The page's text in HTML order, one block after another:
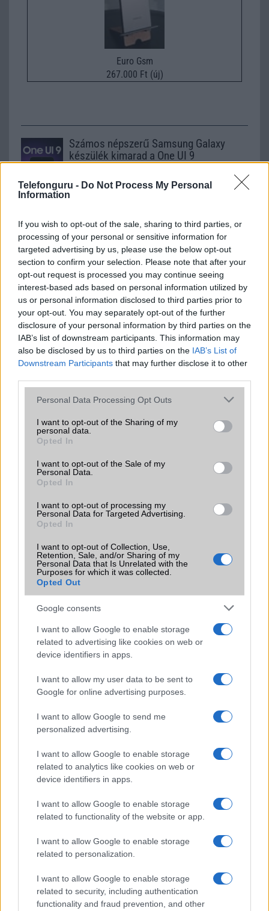
Telefonguru - Do Not Process My Personal
Information
If you wish to opt-out of the sale, sharing to third parties, or
processing of your personal or sensitive information for
targeted advertising by us, please use the below opt-out
section to confirm your selection. Please note that after your
opt-out request is processed you may continue seeing
interest-based ads based on personal information utilized by
us or personal information disclosed to third parties prior to
your opt-out. You may separately opt-out of the further
disclosure of your personal information by third parties on the
IAB’s list of downstream participants. This information may
also be disclosed by us to third parties on the IAB’s List of
Downstream Participants that may further disclose it to other
Please note that this website/app uses one or more Google
not limited to your visit or usage behaviour. You may click to
grant or deny consent to Google and its third-party tags to
use your data for below specified purposes in below Google
consent section.
Personal Data Processing Opt Outs
I want to opt-out of the Sharing of my
personal data.
Opted In
I want to opt-out of the Sale of my
Personal Data.
Opted In
I want to opt-out of processing my
Personal Data for Targeted Advertising.
Opted In
I want to opt-out of Collection, Use,
Retention, Sale, and/or Sharing of my
Personal Data that Is Unrelated with the
Purposes for which it was collected.
Opted Out
Google consents
I want to allow Google to enable storage
related to advertising like cookies on web or
device identifiers in apps.
I want to allow my user data to be sent to
Google for online advertising purposes.
I want to allow Google to send me
personalized advertising.
I want to allow Google to enable storage
related to analytics like cookies on web or
device identifiers in apps.
I want to allow Google to enable storage
related to functionality of the website or app.
I want to allow Google to enable storage
related to personalization.
I want to allow Google to enable storage
related to security, including authentication
functionality and fraud prevention, and other
Euro Gsm
267.000 Ft (új)
Számos népszerű Samsung Galaxy
készülék kimarad a One UI 9
frissítésből – itt a lista az érintett
modellekről
2026.06.30| Phone Arena
funkciókat és továbbfejlesztett kezelőfelületet hoz,
azonban több korábbi csúcskategóriás és középkategóriás
Galaxy készülék számára ez lesz az út vége.
iPhone 18 bemutató dátum - ekkor
rántja le a leplet az Apple az új
csúcsmobilokról
2026.06.29
| Phone Arena
A szeptemberi eseményen az iPhone 18 Pro modellek
mellett a régóta pletykált hajlítható iPhone Ultra is
bemutatkozhat, miközben az áremelésekről szóló
találgatások továbbra is beárnyékolják a rajtot.
Az Android rejtett automatizmusai: hat
funkció, amely észrevétlenül könnyíti
meg a mindennapokat
2026.06.14| Android Police
Sok felhasználó külön alkalmazásokra esküszik, pedig az
Android már évek óta olyan intelligens funkciókat kínál,
amelyek maguktól dolgoznak a háttérben.
megváltoztatja a mobilhasználatot –
sokan mégsem tudnak róla
2026.07.12
Az Edge Panel az egyik leghasznosabb funkció, amely
jelentősen felgyorsítja a mindennapi használatot,
miközben a Pixel telefonokból továbbra is hiányzik.
KAPCSOLÓDÓ HÍREK
Galaxy S III vs iPhone 4S
Jobban fogyott a Galaxy SIII mint az iPhone
Nem az iPhone 5 a legnépszerűbb mobil!
Forradalmi frissítés érkezhet a Samsung új készülékeire
iPhone történelmet írt: az Apple először vezeti a globális
Érkezik az Apple, de a Google nem tűnik el: átrendeződik a
hajlítható mobilpiac
Apple a Samsunghoz fordul: tényleg váltanak az emberek
iPhone-ról Androidra?
További hírek